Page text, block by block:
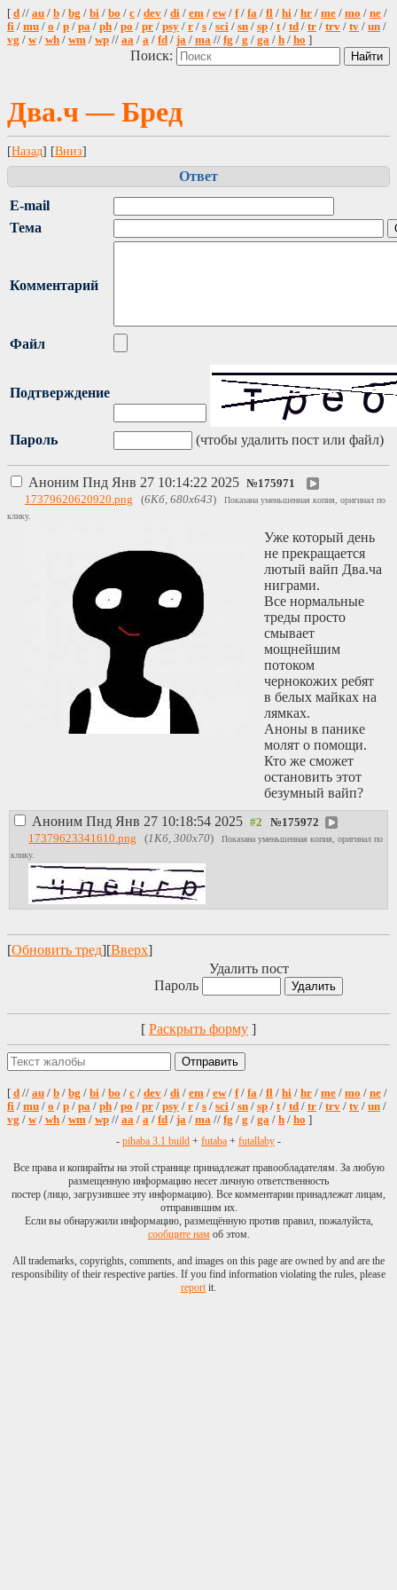
[ d // au / b / bg / bi / bo / c / dev / di / em / ew/ f/ fa / fl / hi / hr / me / mo / ne /
fi / mu / o / p / pa / ph / po / pr / psy / r / s / sci / sn / sp / t/ td / tr / trv / tv / un /
vg / w/ wh / wm / wp // aa / a / fd / ja / ma // fg / g / ga / h / ho ]
Поиск:
Два.ч — Бред
[Назад] [Вниз]
Ответ
E-mail
Тема
Комментарий
Файл
Подтверждение
Пароль (чтобы удалить пост или файл)
Аноним Пнд Янв 27 10:14:22 2025 №175971
17379620620920.png (6Кб, 680x643)
Показана уменьшенная копия, оригинал по
клику.
Уже который день
не прекращается
лютый вайп Два.ча
ниграми.
Все нормальные
треды просто
смывает
мощнейшим
потоком
чернокожих ребят
в белых майках на
лямках.
Аноны в панике
молят о помощи.
Кто же сможет
остановить этот
безумный вайп?
Аноним Пнд Янв 27 10:18:54 2025 №175972
17379623341610.png (1Кб, 300x70)
Показана уменьшенная копия, оригинал по
клику.
[Обновить тред][Вверх]
Удалить пост
Пароль
[ Раскрыть форму ]
[ d // au / b / bg / bi / bo / c / dev / di / em / ew/ f/ fa / fl / hi / hr / me / mo / ne /
fi / mu / o / p / pa / ph / po / pr / psy / r / s / sci / sn / sp / t/ td / tr / trv / tv / un /
vg / w/ wh / wm / wp // aa / a / fd / ja / ma // fg / g / ga / h / ho ]
- pihaba 3.1 build + futaba + futallaby -
Все права и копирайты на этой странице принадлежат правообладателям. За любую
размещенную информацию несет личную ответственность
постер (лицо, загрузившее эту информацию). Все комментарии принадлежат лицам,
отправившим их.
Если вы обнаружили информацию, размещённую против правил, пожалуйста,
сообщите намоб этом.
All trademarks, copyrights, comments, and images on this page are owned by and are the
responsibility of their respective parties. If you find information violating the rules, please
reportit.